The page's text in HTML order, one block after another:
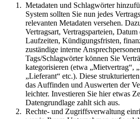
Metadaten und Schlagwörter
System sollten Sie nun jedes
relevanten Metadaten versehen.
Vertragsart, Vertragsparteien, Datum
Laufzeiten, Kündigungsfristen,
zuständige interne
Tags/Schlagwörter können Sie
kategorisieren (etwa „Mietvertrag“,
„Lieferant“ etc.). Diese
das Auffinden und Auswerten der
leichter. Investieren Sie hier etwas
Datengrundlage zahlt sich aus.
Rechte- und Zugriffsverwaltung